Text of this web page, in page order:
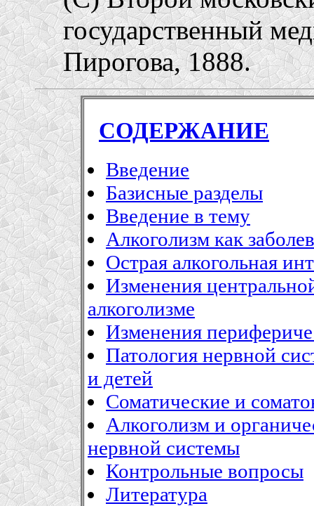
государственный
Пирогова, 1888.
СОДЕРЖАНИЕ
Введение
Базисные разделы
Введение в тему
Алкоголизм как
Острая алкогольная
Изменения
алкоголизме
Изменения
Патология нервной
и детей
Соматические и
Алкоголизм и
нервной системы
Контрольные вопросы
Литература